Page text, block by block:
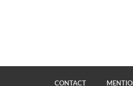
CONTACT